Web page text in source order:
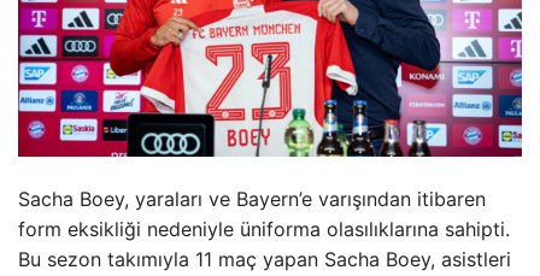
Sacha Boey, yaraları ve Bayern’e varışından itibaren
form eksikliği nedeniyle üniforma olasılıklarına sahipti.
Bu sezon takımıyla 11 maç yapan Sacha Boey, asistleri